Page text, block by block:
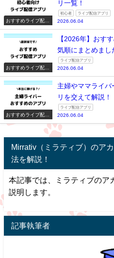
おすすめライブ配信
アプリ一覧
リ一覧！
初心者 ライブ配信アプリ
2026.06.04
おすすめライブ配信
アプリ一覧
【2026年】おす
気順にまとめまし
ライブ配信アプリ
2026.06.04
おすすめライブ配信
アプリ一覧
主婦やママライ
リを交えて解説！
ライブ配信アプリ
2026.06.04
Mirrativ（ミラティブ）のア
法を解説！
本記事では、ミラティブのア
説明します。
記事執筆者